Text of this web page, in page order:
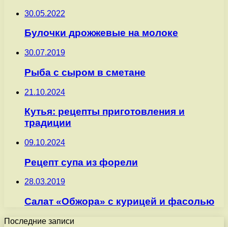
30.05.2022
Булочки дрожжевые на молоке
30.07.2019
Рыба с сыром в сметане
21.10.2024
Кутья: рецепты приготовления и
традиции
09.10.2024
Рецепт супа из форели
28.03.2019
Салат «Обжора» с курицей и фасолью
Последние записи